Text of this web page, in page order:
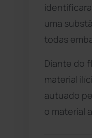
uma
todas
Diante do
material
autuado
o material